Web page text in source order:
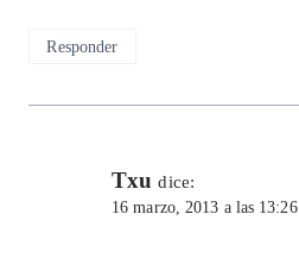
Responder
Txu dice:
16 marzo, 2013 a las 13:26